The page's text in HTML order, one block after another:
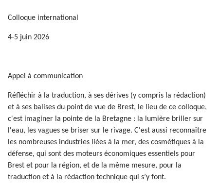
Colloque international
4-5 juin 2026
Appel à communication
Réfléchir à la traduction, à ses dérives (y compris la rédaction)
et à ses balises du point de vue de Brest, le lieu de ce colloque,
c'est imaginer la pointe de la Bretagne : la lumière briller sur
l'eau, les vagues se briser sur le rivage. C'est aussi reconnaître
les nombreuses industries liées à la mer, des cosmétiques à la
défense, qui sont des moteurs économiques essentiels pour
Brest et pour la région, et de la même mesure, pour la
traduction et à la rédaction technique qui s’y font.